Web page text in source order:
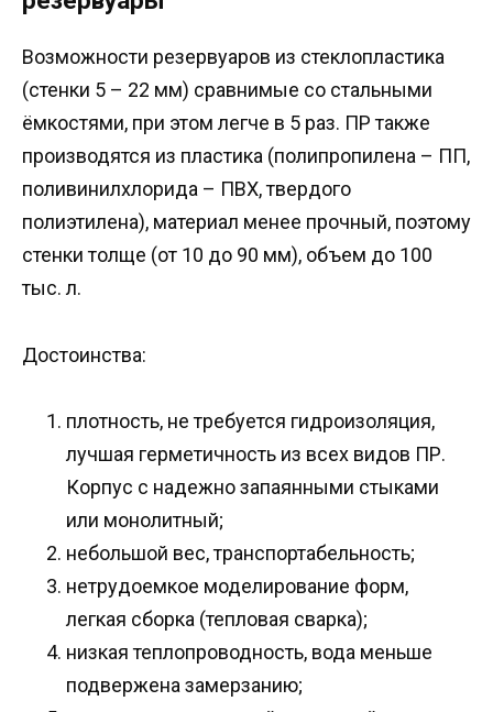
Возможности резервуаров из стеклопластика
(стенки 5 – 22 мм) сравнимые со стальными
ёмкостями, при этом легче в 5 раз. ПР также
производятся из пластика (полипропилена – ПП,
поливинилхлорида – ПВХ, твердого
полиэтилена), материал менее прочный, поэтому
стенки толще (от 10 до 90 мм), объем до 100
тыс. л.
Достоинства:
плотность, не требуется гидроизоляция,
лучшая герметичность из всех видов ПР.
Корпус с надежно запаянными стыками
или монолитный;
небольшой вес, транспортабельность;
нетрудоемкое моделирование форм,
легкая сборка (тепловая сварка);
низкая теплопроводность, вода меньше
подвержена замерзанию;